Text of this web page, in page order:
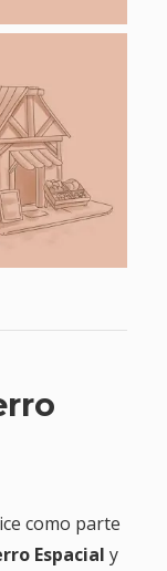
como parte
Espacial y